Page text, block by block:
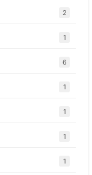
2
1
6
1
1
1
1